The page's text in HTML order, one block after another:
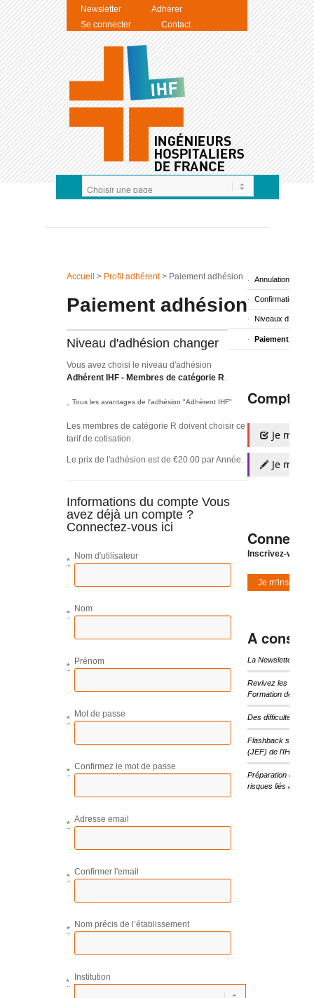
Newsletter
Adhérer
Se connecter
Contact
Accueil > Profil adhérent> Paiement adhésion
Paiement adhésion
Niveau d'adhésion changer
Vous avez choisi le niveau d'adhésion
Adhérent IHF - Membres de catégorie R.
Tous les avantages de l'adhésion "Adhérent IHF"
Les membres de catégorie R doivent choisir ce
tarif de cotisation.
Le prix de l'adhésion est de €20.00 par Année.
Informations du compte Vous
avez déjà un compte ?
Connectez-vous ici
Nom d'utilisateur
*
Nom
*
Prénom
*
Mot de passe
*
Confirmez le mot de passe
*
Adresse email
*
Confirmer l'email
*
Nom précis de l’établissement
*
Institution
*
Annulation
Confirmation
Niveaux
Paiement
Compte
Je
Je
Inscrivez-vous
Je m'inscris
A
La Newsletter
Revivez les temps
Formation de l’IHF
Des difficultés
Flashback sur les
(JEF) de l’IHF
Préparation des
risques liés au